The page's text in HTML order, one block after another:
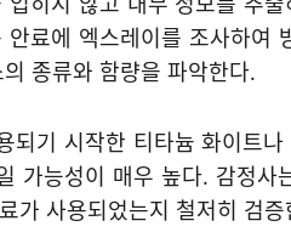
안료에 엑스레이를 조사하여
종류와 함량을 파악한다.
되기 시작한 티타늄 화이트
가능성이 매우 높다. 감정사
가 사용되었는지 철저히 검증